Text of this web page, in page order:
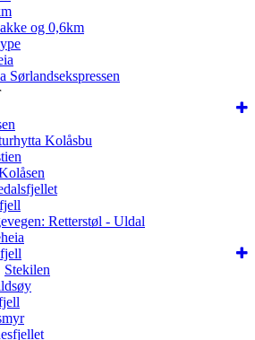
og 0,6km
Sørlandsekspressen
Kolåsbu
Retterstøl - Uldal
Stekilen